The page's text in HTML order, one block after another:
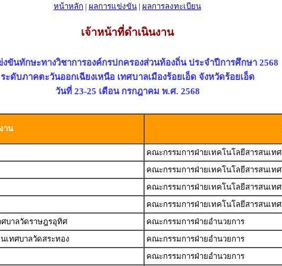
หน้าหลัก | ผลการแข่งขัน | ผลการลงทะเบียน
เจ้าหน้าที่ดำเนินงาน
งขันทักษะทางวิชาการองค์กรปกครองส่วนท้องถิ่น ประจำปีการศึกษา 2568
ระดับภาคตะวันออกเฉียงเหนือ เทศบาลเมืองร้อยเอ็ด จังหวัดร้อยเอ็ด
วันที่ 23-25 เดือน กรกฎาคม พ.ศ. 2568
าน
คณะกรรมการฝ่ายเทคโนโลยีสารสนเทศ
คณะกรรมการฝ่ายเทคโนโลยีสารสนเทศ
คณะกรรมการฝ่ายเทคโนโลยีสารสนเทศ
คณะกรรมการฝ่ายเทคโนโลยีสารสนเทศ
ศบาลวัดราษฎรอุทิศ
คณะกรรมการฝ่ายอำนวยการ
เทศบาลวัดสระทอง
คณะกรรมการฝ่ายอำนวยการ
คณะกรรมการฝ่ายอำนวยการ